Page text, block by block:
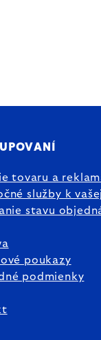
tovaru a
služby k
stavu
poukazy
podmienky